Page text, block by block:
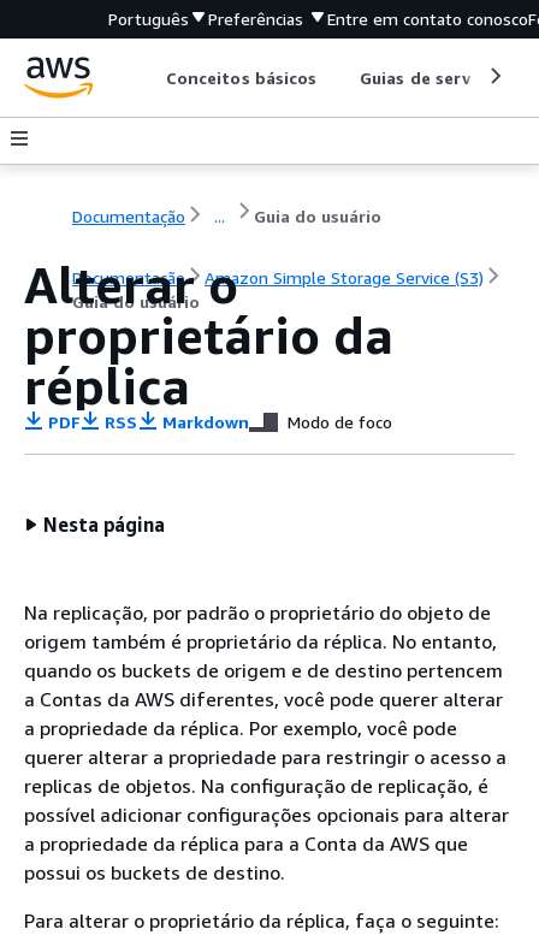
Português Preferências Entre em contato conosco
Conceitos básicos Guias de serviço
Documentação ... Guia do usuário
Documentação
Amazon Simple Storage Service (S3)
Guia do usuário
Alterar o
proprietário da
réplica
PDF RSS Markdown Modo de foco
Nesta página
Na replicação, por padrão o proprietário do objeto de
origem também é proprietário da réplica. No entanto,
quando os buckets de origem e de destino pertencem
a Contas da AWS diferentes, você pode querer alterar
a propriedade da réplica. Por exemplo, você pode
querer alterar a propriedade para restringir o acesso a
replicas de objetos. Na configuração de replicação, é
possível adicionar configurações opcionais para alterar
a propriedade da réplica para a Conta da AWS que
possui os buckets de destino.
Para alterar o proprietário da réplica, faça o seguinte: